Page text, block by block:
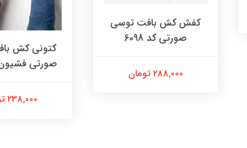
کفش کش بافت توسی
صورتی کد 6098
288,000 تومان
کتونی کش
صورتی فشیون کد
238,000 تومان